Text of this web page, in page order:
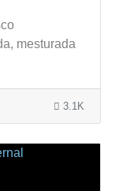
mesturada
3.1K